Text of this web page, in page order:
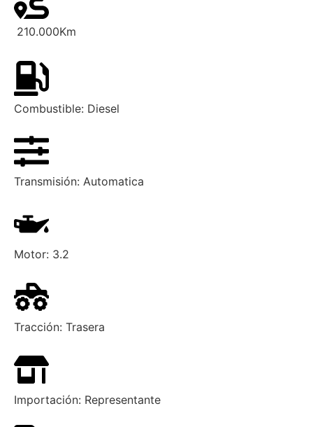
210.000Km
Combustible: Diesel
Transmisión: Automatica
Motor: 3.2
Tracción: Trasera
Importación: Representante